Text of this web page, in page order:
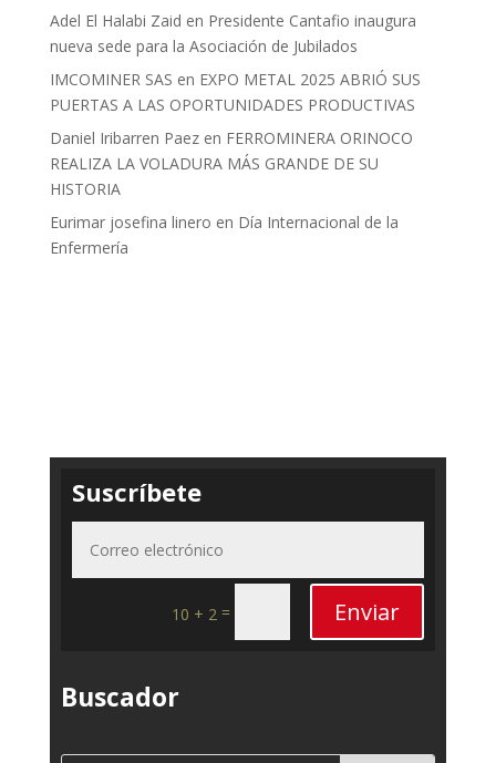
Adel El Halabi Zaid en Presidente Cantafio inaugura
nueva sede para la Asociación de Jubilados
IMCOMINER SAS en EXPO METAL 2025 ABRIÓ SUS
PUERTAS A LAS OPORTUNIDADES PRODUCTIVAS
Daniel Iribarren Paezen FERROMINERA ORINOCO
REALIZA LA VOLADURA MÁS GRANDE DE SU
HISTORIA
Eurimar josefina linero en Día Internacional de la
Enfermería
Suscríbete
10 + 2 = Enviar
Buscador